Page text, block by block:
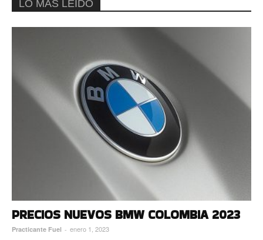
LO MÁS LEÍDO
PRECIOS NUEVOS BMW COLOMBIA 2023
Practicante Fuel - enero 1, 2023